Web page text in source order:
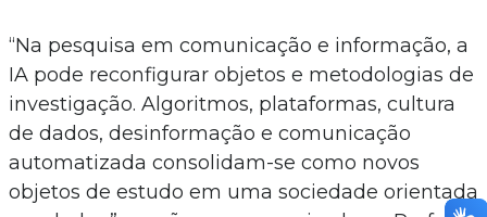
“Na pesquisa em comunicação e informação, a
IA pode reconfigurar objetos e metodologias de
investigação. Algoritmos, plataformas, cultura
de dados, desinformação e comunicação
automatizada consolidam-se como novos
objetos de estudo em uma sociedade orientada